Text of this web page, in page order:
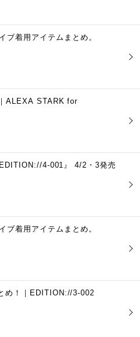
ブ着用アイテムまとめ。
ALEXA STARK for
4-001』 4/2・3発売
ブ着用アイテムまとめ。
め！｜EDITION://3-002